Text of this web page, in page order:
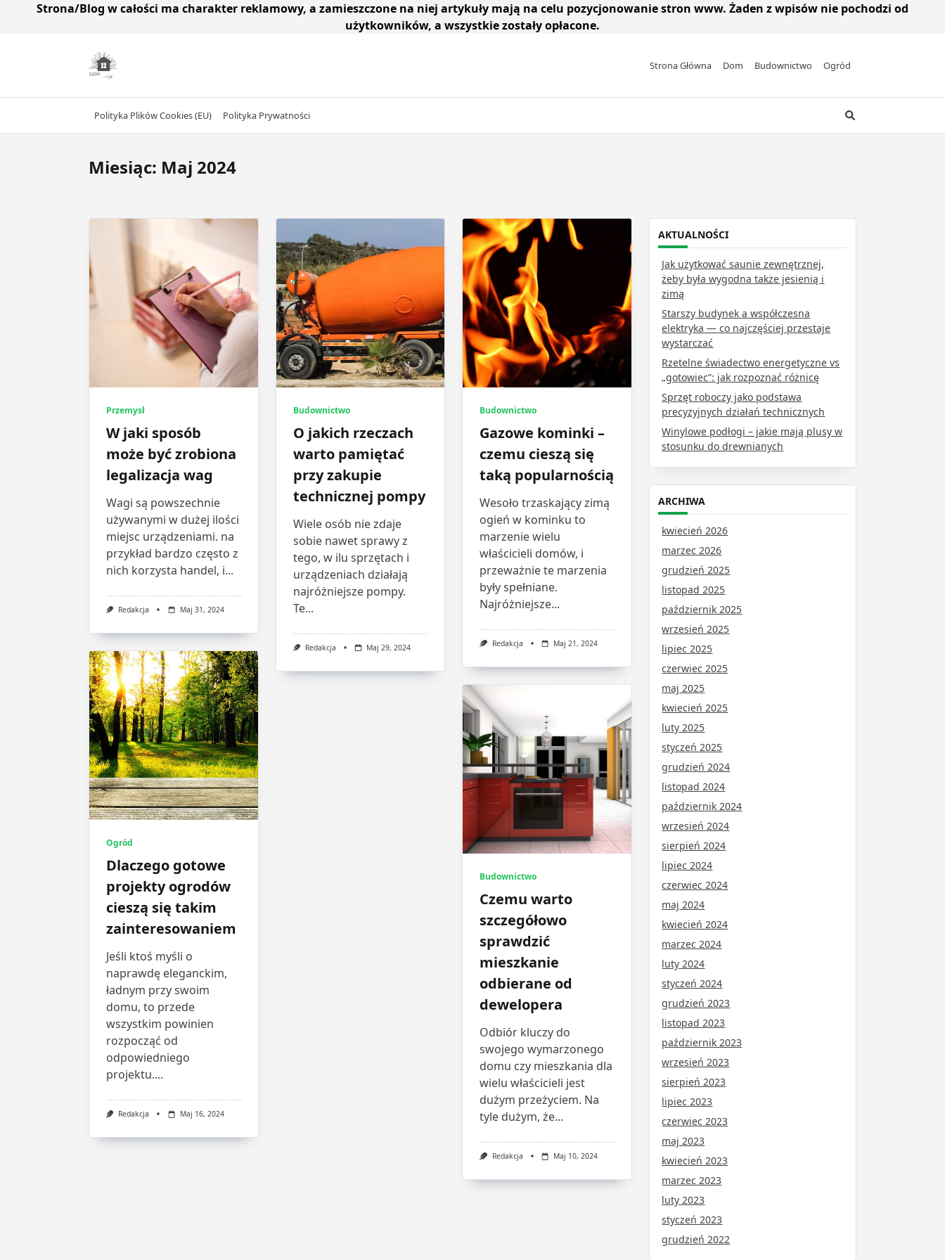
Strona/Blog w całości ma charakter reklamowy, a zamieszczone na niej artykuły mają na celu pozycjonowanie stron www. Żaden z wpisów nie pochodzi od
użytkowników, a wszystkie zostały opłacone.
Strona Główna Dom Budownictwo Ogród
Polityka Plików Cookies (EU) Polityka Prywatności
Miesiąc: Maj 2024
Przemysł
W jaki sposób
może być zrobiona
legalizacja wag
Wagi są powszechnie
używanymi w dużej ilości
miejsc urządzeniami. na
przykład bardzo często z
nich korzysta handel, i...
Redakcja Maj 31, 2024
Budownictwo
O jakich rzeczach
warto pamiętać
przy zakupie
technicznej pompy
Wiele osób nie zdaje
sobie nawet sprawy z
tego, w ilu sprzętach i
urządzeniach działają
najróżniejsze pompy.
Te...
Redakcja Maj 29, 2024
Budownictwo
Gazowe kominki –
czemu cieszą się
taką popularnością
Wesoło trzaskający zimą
ogień w kominku to
marzenie wielu
właścicieli domów, i
przeważnie te marzenia
były spełniane.
Najróżniejsze...
Redakcja Maj 21, 2024
Ogród
Dlaczego gotowe
projekty ogrodów
cieszą się takim
zainteresowaniem
Jeśli ktoś myśli o
naprawdę eleganckim,
ładnym przy swoim
domu, to przede
wszystkim powinien
rozpocząć od
odpowiedniego
projektu....
Redakcja Maj 16, 2024
Budownictwo
Czemu warto
szczegółowo
sprawdzić
mieszkanie
odbierane od
dewelopera
Odbiór kluczy do
swojego wymarzonego
domu czy mieszkania dla
wielu właścicieli jest
dużym przeżyciem. Na
tyle dużym, że...
Redakcja Maj 10, 2024
AKTUALNOŚCI
Jak użytkować saunie zewnętrznej,
żeby była wygodna także jesienią i
zimą
Starszy budynek a współczesna
elektryka — co najczęściej przestaje
wystarczać
Rzetelne świadectwo energetyczne vs
„gotowiec”: jak rozpoznać różnicę
Sprzęt roboczy jako podstawa
precyzyjnych działań technicznych
Winylowe podłogi – jakie mają plusy w
stosunku do drewnianych
ARCHIWA
kwiecień 2026
marzec 2026
grudzień 2025
listopad 2025
październik 2025
wrzesień 2025
lipiec 2025
czerwiec 2025
maj 2025
kwiecień 2025
luty 2025
styczeń 2025
grudzień 2024
listopad 2024
październik 2024
wrzesień 2024
sierpień 2024
lipiec 2024
czerwiec 2024
maj 2024
kwiecień 2024
marzec 2024
luty 2024
styczeń 2024
grudzień 2023
listopad 2023
październik 2023
wrzesień 2023
sierpień 2023
lipiec 2023
czerwiec 2023
maj 2023
kwiecień 2023
marzec 2023
luty 2023
styczeń 2023
grudzień 2022